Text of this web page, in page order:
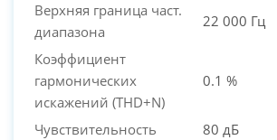
Верхняя граница част.
диапазона
22 000 Гц
Коэффициент
гармонических
искажений (THD+N)
0.1 %
Чувствительность
80 дБ